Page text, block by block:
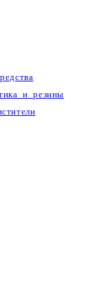
и резины